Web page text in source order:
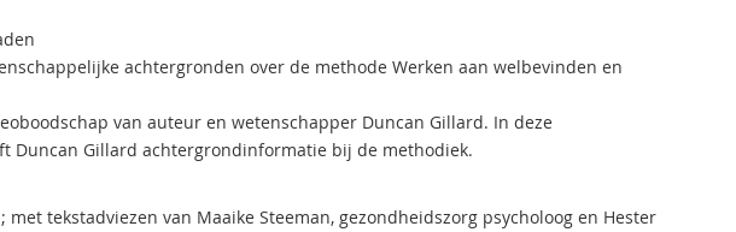
achtergronden over de methode Werken aan welbevinden en
van auteur en wetenschapper Duncan Gillard. In deze
Duncan Gillard achtergrondinformatie bij de methodiek.
met tekstadviezen van Maaike Steeman, gezondheidszorg psycholoog en Hester